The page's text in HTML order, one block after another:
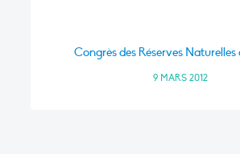
Congrès des Réserves Naturelles
9 MARS 2012